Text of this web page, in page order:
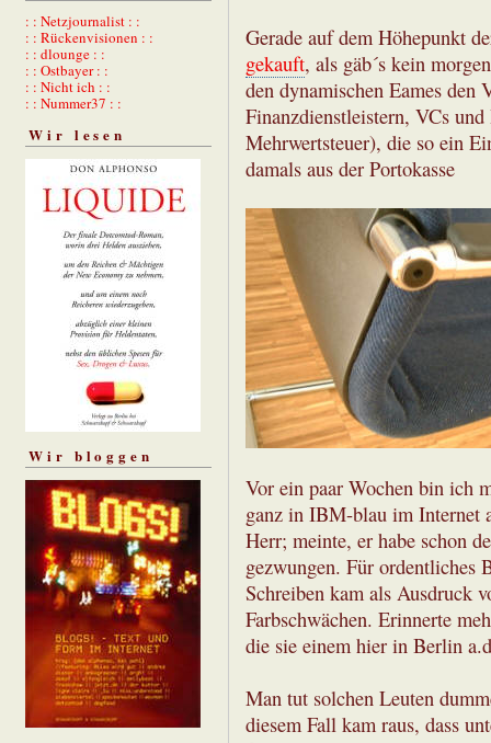
: : Netzjournalist : :
: : Rückenvisionen : :
: : dlounge : :
: : Ostbayer : :
: : Nicht ich : :
: : Nummer37 : :
Wir lesen
Wir bloggen
Gerade auf dem Höhepunkt
gekauft, als gäb´s kein
den dynamischen Eames den
Finanzdienstleistern, VCs
Mehrwertsteuer), die so ein
damals aus der Portokasse
Vor ein paar Wochen bin ich
ganz in IBM-blau im Internet
Herr; meinte, er habe schon
gezwungen. Für ordentliches
Schreiben kam als Ausdruck
Farbschwächen. Erinnerte
die sie einem hier in Berlin
Man tut solchen Leuten
diesem Fall kam raus, dass